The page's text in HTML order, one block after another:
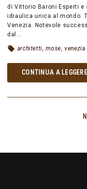
di Vittorio Baroni Esperti
idraulica unica al mondo.
Venezia. Notevole
dal…
architetti ,mose ,venezia
CONTINUA A LEGGERE